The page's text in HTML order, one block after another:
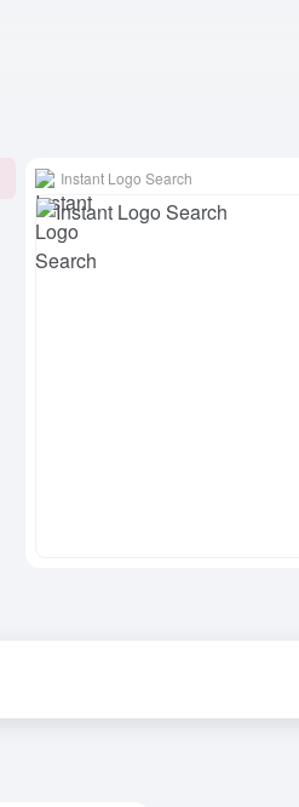
Instant Logo Search